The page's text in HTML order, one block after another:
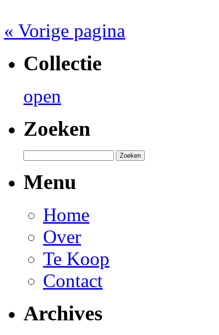
« Vorige pagina
Collectie
open
Zoeken
Menu
Home
Over
Te Koop
Contact
Archives